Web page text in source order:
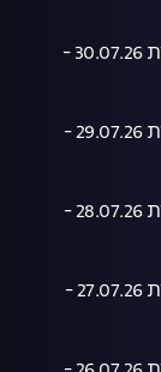
המהדורה המרכזית 30.07.26 -
המהדורה המרכזית 29.07.26 -
המהדורה המרכזית 28.07.26 -
המהדורה המרכזית 27.07.26 -